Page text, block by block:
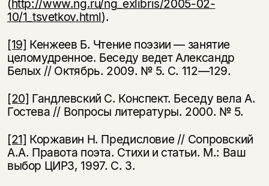
(http://www.ng.ru/ng_exlibris/2005-02-
10/1_tsvetkov.html).
[19] Кенжеев Б. Чтение поэзии — занятие
целомудренное. Беседу ведет Александр
Белых // Октябрь. 2009. № 5. С. 112—129.
[20] Гандлевский С. Конспект. Беседу вела А.
Гостева // Вопросы литературы. 2000. № 5.
[21] Коржавин Н. Предисловие // Сопровский
А.А. Правота поэта. Стихи и статьи. М.: Ваш
выбор ЦИРЗ, 1997. С. 3.